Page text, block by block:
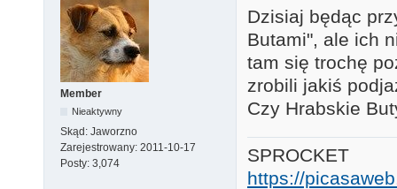
Member
Nieaktywny
Skąd: Jaworzno
Zarejestrowany: 2011-10-17
Posty: 3,074
Dzisiaj będąc
Butami", ale ich
tam się trochę
zrobili jakiś
Czy Hrabskie
SPROCKET
https://